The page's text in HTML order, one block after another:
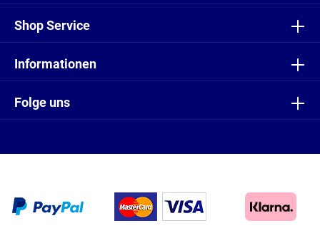
Folge uns
Shop Service
Informationen